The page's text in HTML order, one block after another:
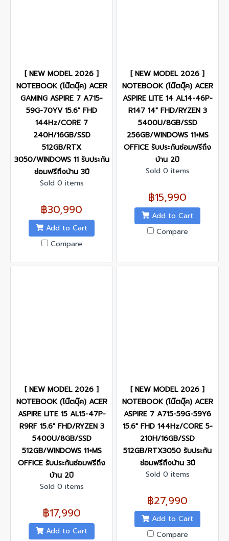
[ NEW MODEL 2026 ]
NOTEBOOK (โน๊ตบุ๊ค) ACER
GAMING ASPIRE 7 A715-
59G-70YV 15.6" FHD
144Hz/CORE 7
240H/16GB/SSD
512GB/RTX
3050/WINDOWS 11 รับประกัน
ซ่อมฟรีถึงบ้าน 3ปี
Sold 0 items
฿30,990
Add to Cart
Compare
[ NEW MODEL 2026 ]
NOTEBOOK (โน๊ตบุ๊ค) ACER
ASPIRE LITE 14 AL14-46P-
R147 14" FHD/RYZEN 3
5400U/8GB/SSD
256GB/WINDOWS 11+MS
OFFICE รับประกันซ่อมฟรีถึง
บ้าน 2ปี
Sold 0 items
฿15,990
Add to Cart
Compare
[ NEW MODEL 2026 ]
NOTEBOOK (โน๊ตบุ๊ค) ACER
ASPIRE LITE 15 AL15-47P-
R9RF 15.6" FHD/RYZEN 3
5400U/8GB/SSD
512GB/WINDOWS 11+MS
OFFICE รับประกันซ่อมฟรีถึง
บ้าน 2ปี
Sold 0 items
฿17,990
Add to Cart
[ NEW MODEL 2026 ]
NOTEBOOK (โน๊ตบุ๊ค) ACER
ASPIRE 7 A715-59G-59Y6
15.6" FHD 144Hz/CORE 5-
210H/16GB/SSD
512GB/RTX3050 รับประกัน
ซ่อมฟรีถึงบ้าน 3ปี
Sold 0 items
฿27,990
Add to Cart
Compare